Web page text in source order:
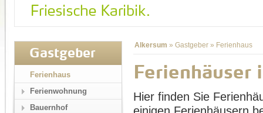
Alkersum » Gastgeber » Ferienhaus
Ferienhäuser
Hier finden Sie
Gastgeber
Ferienhaus
Ferienwohnung
Bauernhof